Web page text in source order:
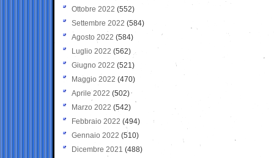
Ottobre 2022 (552)
Settembre 2022 (584)
Agosto 2022 (584)
Luglio 2022 (562)
Giugno 2022 (521)
Maggio 2022 (470)
Aprile 2022 (502)
Marzo 2022 (542)
Febbraio 2022 (494)
Gennaio 2022 (510)
Dicembre 2021 (488)